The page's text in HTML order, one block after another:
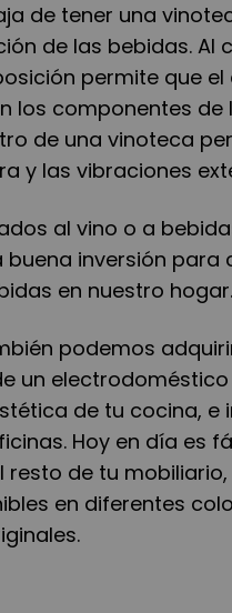
de tener una
de las bebidas. Al
permite que
los componentes de
de una vinoteca
y las vibraciones
al vino o a
buena inversión
en nuestro hogar.
podemos
un
de tu cocina, e
Hoy en día es
resto de tu
en diferentes